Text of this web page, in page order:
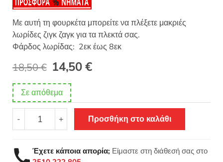
Με αυτή τη φουρκέτα μπορείτε να πλέξετε μακριές
λωρίδες ζιγκ ζαγκ για τα πλεκτά σας.
Φάρδος λωρίδας: 2εκ έως 8εκ
18,50€ Original
price
was:
18,50 €.
14,50€Η
τιμή
είναι:
Σε απόθεμα
-
Φουρκέτα
πλεξίματος
3104
ποσότητα
+ Προσθήκη στο καλάθι
Έχετε κάποια απορία; Είμαστε στη διάθεσή σας στο